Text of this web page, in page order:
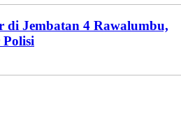
di Jembatan 4 Rawalumbu,